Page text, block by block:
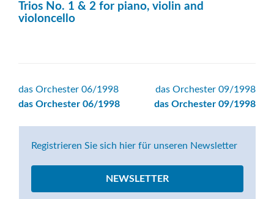
Trios No. 1 & 2 for piano, violin and
violoncello
Beitrags-
das Orchester 06/1998
das Orchester 06/1998
das Orchester 09/1998
das Orchester 09/1998
Registrieren Sie sich hier für unseren Newsletter
NEWSLETTER